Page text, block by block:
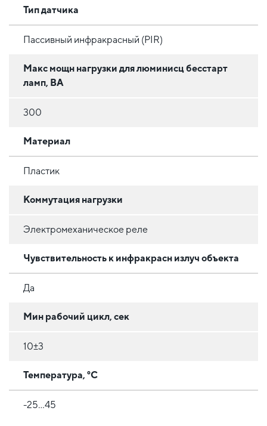
Тип датчика
Пассивный инфракрасный (PIR)
Макс мощн нагрузки для люминисц бесстарт
ламп, ВА
300
Материал
Пластик
Коммутация нагрузки
Электромеханическое реле
Чувствительность к инфракрасн излуч объекта
Да
Мин рабочий цикл, сек
10±3
Температура, °C
-25...45